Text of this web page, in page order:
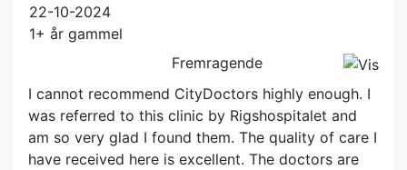
22-10-2024
1+ år gammel
Fremragende
I cannot recommend CityDoctors highly enough. I
was referred to this clinic by Rigshospitalet and
am so very glad I found them. The quality of care I
have received here is excellent. The doctors are